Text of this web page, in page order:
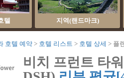
텔 지역(랜드마크)
호텔 예약 호텔 리스트 호텔 상세 플
비치 프런트 타